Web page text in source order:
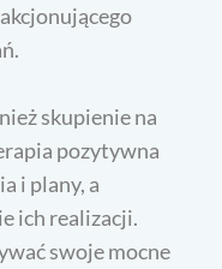
skupienie na
pozytywna
i plany, a
ich realizacji.
swoje mocne